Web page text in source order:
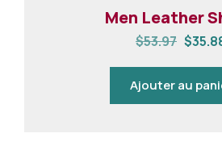
Men Leather
$53.97 $
Ajouter au